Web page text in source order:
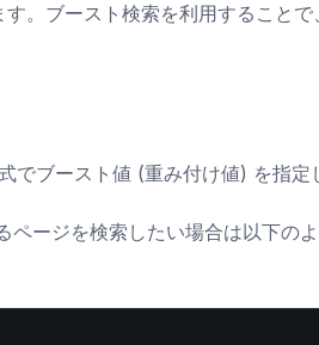
。ブースト検索を利用することで
ブースト値 (重み付け値) を指定
ージを検索したい場合は以下の